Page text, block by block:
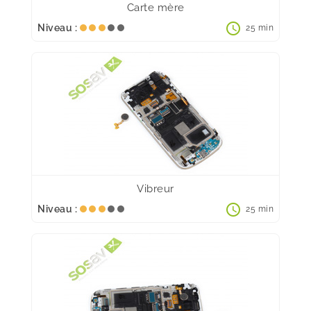
Carte mère
Niveau : schedule 25 min
Vibreur
Niveau : schedule 25 min